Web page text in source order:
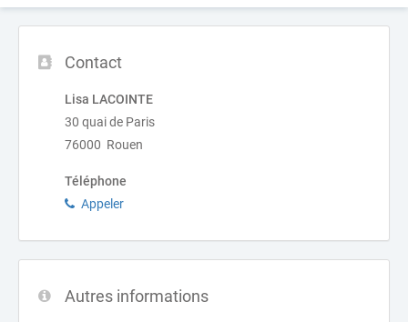
Contact
Lisa LACOINTE
30 quai de Paris
76000 Rouen
Téléphone
Appeler
Autres informations